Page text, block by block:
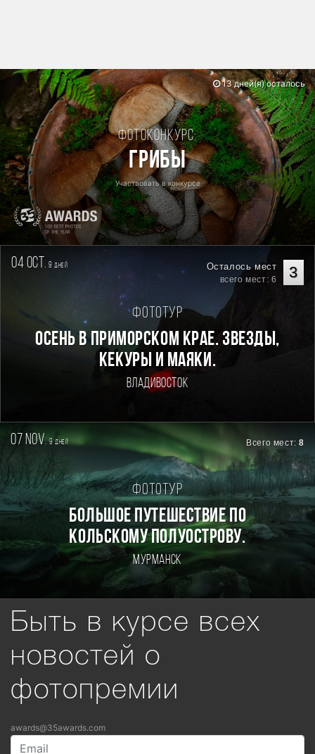
Фотоконкурс:
Грибы
Участвовать в конкурсе
13 дней(я) осталось
04 oct. 9дней 3
Осталось мест
всего мест: 6
Фототур
Осень в Приморском Крае. Звезды,
кекуры и маяки.
Владивосток
07 nov.9дней Всего мест:8
Фототур
БОЛЬШОЕ ПУТЕШЕСТВИЕ ПО
КОЛЬСКОМУ ПОЛУОСТРОВУ.
Мурманск
Быть в курсе всех
новостей о
фотопремии
awards@35awards.com